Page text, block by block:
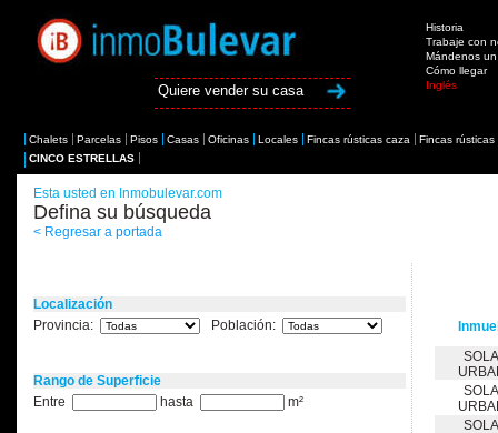
Quiere vender su casa
Historia
Trabaje con
Mándenos un
Cómo llegar
Inglés
Chalets Parcelas Pisos Casas Oficinas Locales Fincas rústicas caza
Fincas rústicas
CINCO ESTRELLAS
Esta usted en Inmobulevar.com
Defina su búsqueda
< Regresar a portada
Localización
Provincia:
Población:
Rango de Superficie
Entre
hasta m²